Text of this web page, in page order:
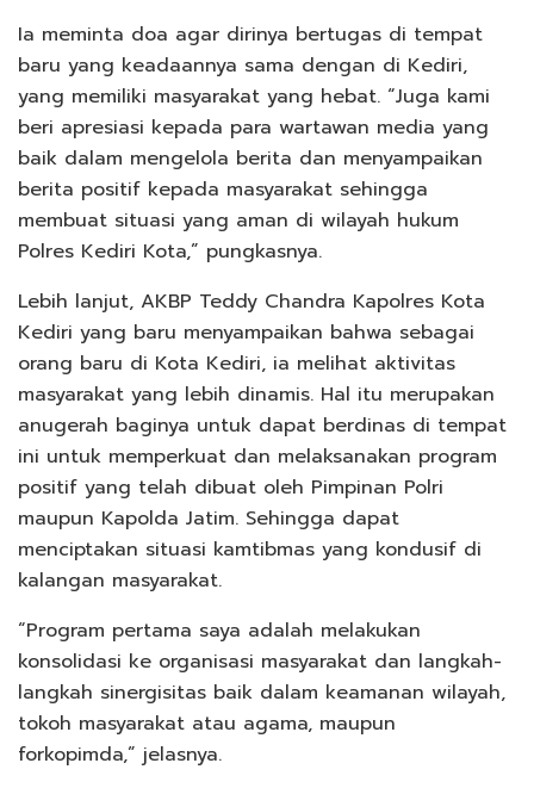
Ia meminta doa agar dirinya bertugas di tempat
baru yang keadaannya sama dengan di Kediri,
yang memiliki masyarakat yang hebat. “Juga kami
beri apresiasi kepada para wartawan media yang
baik dalam mengelola berita dan menyampaikan
berita positif kepada masyarakat sehingga
membuat situasi yang aman di wilayah hukum
Polres Kediri Kota,” pungkasnya.
Lebih lanjut, AKBP Teddy Chandra Kapolres Kota
Kediri yang baru menyampaikan bahwa sebagai
orang baru di Kota Kediri, ia melihat aktivitas
masyarakat yang lebih dinamis. Hal itu merupakan
anugerah baginya untuk dapat berdinas di tempat
ini untuk memperkuat dan melaksanakan program
positif yang telah dibuat oleh Pimpinan Polri
maupun Kapolda Jatim. Sehingga dapat
menciptakan situasi kamtibmas yang kondusif di
kalangan masyarakat.
“Program pertama saya adalah melakukan
konsolidasi ke organisasi masyarakat dan langkah-
langkah sinergisitas baik dalam keamanan wilayah,
tokoh masyarakat atau agama, maupun
forkopimda,” jelasnya.